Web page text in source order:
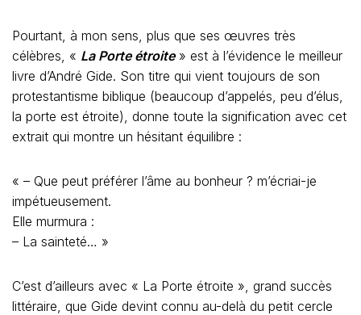
Pourtant, à mon sens, plus que ses œuvres très
célèbres, « La Porte étroite» est à l’évidence le meilleur
livre d’André Gide. Son titre qui vient toujours de son
protestantisme biblique (beaucoup d’appelés, peu d’élus,
la porte est étroite), donne toute la signification avec cet
extrait qui montre un hésitant équilibre :
« – Que peut préférer l’âme au bonheur ? m’écriai-je
impétueusement.
Elle murmura :
– La sainteté… »
C’est d’ailleurs avec « La Porte étroite », grand succès
littéraire, que Gide devint connu au-delà du petit cercle